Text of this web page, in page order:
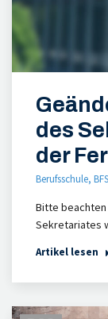
des
der
Berufsschule,
Bitte
Sekretariates
Artikel lesen